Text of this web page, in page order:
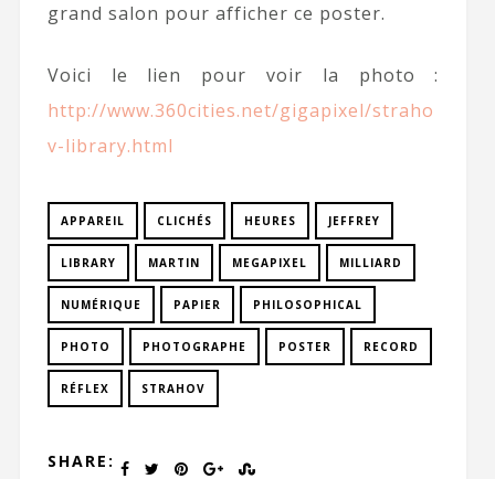
grand salon pour afficher ce poster.
Voici le lien pour voir la photo :
http://www.360cities.net/gigapixel/straho
v-library.html
APPAREIL CLICHÉS HEURES JEFFREY
LIBRARY MARTIN MEGAPIXEL MILLIARD
NUMÉRIQUE PAPIER PHILOSOPHICAL
PHOTO PHOTOGRAPHE POSTER RECORD
RÉFLEX STRAHOV
SHARE: